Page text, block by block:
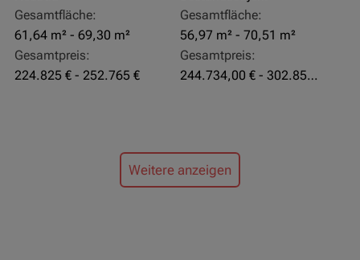
Gesamtfläche:
61,64 m² - 69,30 m²
Gesamtpreis:
224.825 € - 252.765 €
Gesamtfläche:
56,97 m² - 70,51 m²
Gesamtpreis:
244.734,00 € - 302.855,00 €
Weitere anzeigen